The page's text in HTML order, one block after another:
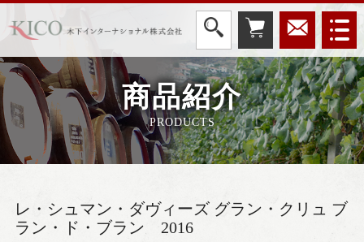
商品紹介
PRODUCTS
レ・シュマン・ダヴィーズ グラン・クリュ ブ
ラン・ド・ブラン 2016